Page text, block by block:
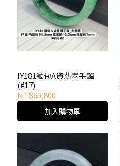
IY181緬甸A貨翡翠手鐲
(#17)
NT$65,800
加入購物車